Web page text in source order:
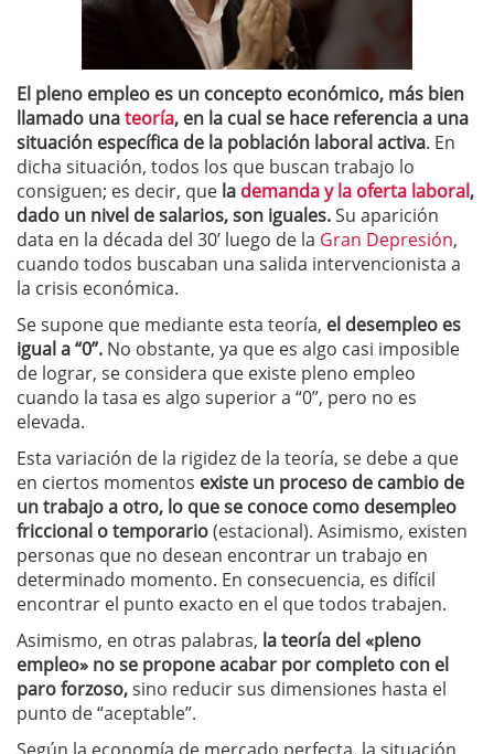
El pleno empleo es un concepto económico, más bien
llamado unateoría, en la cual se hace referencia a una
situación específica de la población laboral activa. En
dicha situación, todos los que buscan trabajo lo
consiguen; es decir, que la demanda y la oferta laboral,
dado un nivel de salarios, son iguales.Su aparición
data en la década del 30’ luego de la Gran Depresión,
cuando todos buscaban una salida intervencionista a
la crisis económica.
Se supone que mediante esta teoría, el desempleo es
igual a “0”. No obstante, ya que es algo casi imposible
de lograr, se considera que existe pleno empleo
cuando la tasa es algo superior a “0”, pero no es
elevada.
Esta variación de la rigidez de la teoría, se debe a que
en ciertos momentos existe un proceso de cambio de
un trabajo a otro, lo que se conoce como desempleo
friccional o temporario(estacional). Asimismo, existen
personas que no desean encontrar un trabajo en
determinado momento. En consecuencia, es difícil
encontrar el punto exacto en el que todos trabajen.
Asimismo, en otras palabras, la teoría del «pleno
empleo» no se propone acabar por completo con el
paro forzoso,sino reducir sus dimensiones hasta el
punto de “aceptable”.